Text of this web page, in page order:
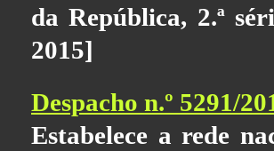
da República, 2.ª
2015]
Despacho n.º 5291/
Estabelece a rede